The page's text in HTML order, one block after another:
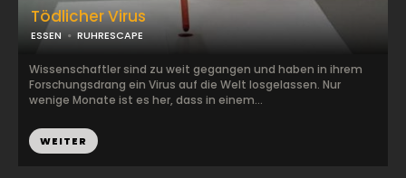
Tödlicher Virus
ESSEN RUHRESCAPE
Wissenschaftler sind zu weit gegangen und haben in ihrem
Forschungsdrang ein Virus auf die Welt losgelassen. Nur
wenige Monate ist es her, dass in einem...
WEITER